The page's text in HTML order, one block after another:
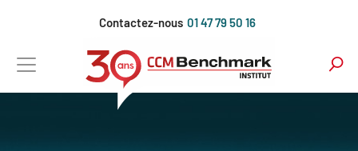
principal
Contactez-nous 01 47 79 50 16